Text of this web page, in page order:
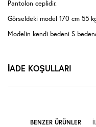
Pantolon ceplidir.
Görseldeki model 170 cm 55
Modelin kendi bedeni S
İADE KOŞULLARI
BENZER ÜRÜNLER